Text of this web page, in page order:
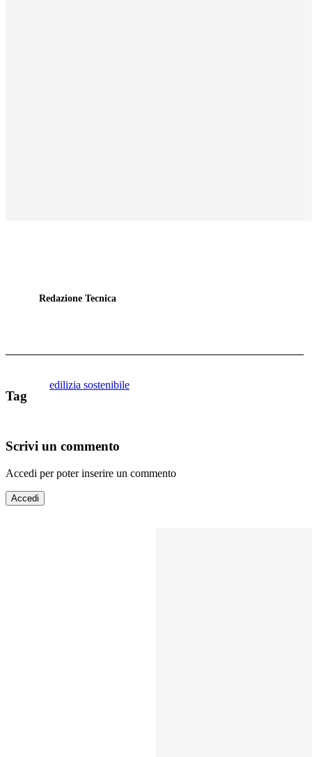
Redazione Tecnica
Tag
edilizia sostenibile
Scrivi un commento
Accedi per poter inserire un commento
Accedi